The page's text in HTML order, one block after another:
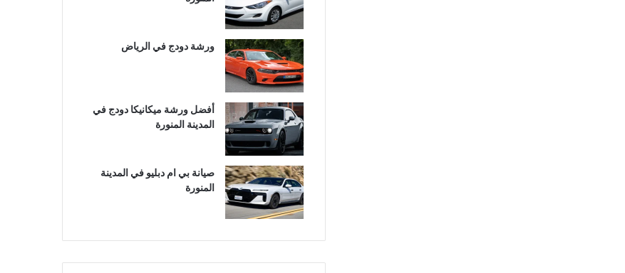
ورشة دودج في الرياض
أفضل ورشة ميكانيكا دودج في
المدينة المنورة
صيانة بي ام دبليو في المدينة
المنورة